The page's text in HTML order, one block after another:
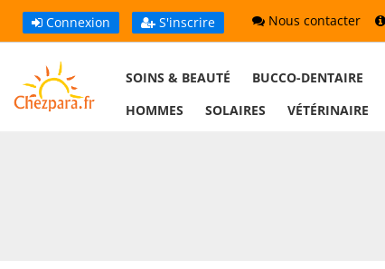
Connexion S'inscrire Nous contacter
SOINS & BEAUTÉ BUCCO-DENTAIRE
HOMMES
SOLAIRES VÉTÉRINAIRE